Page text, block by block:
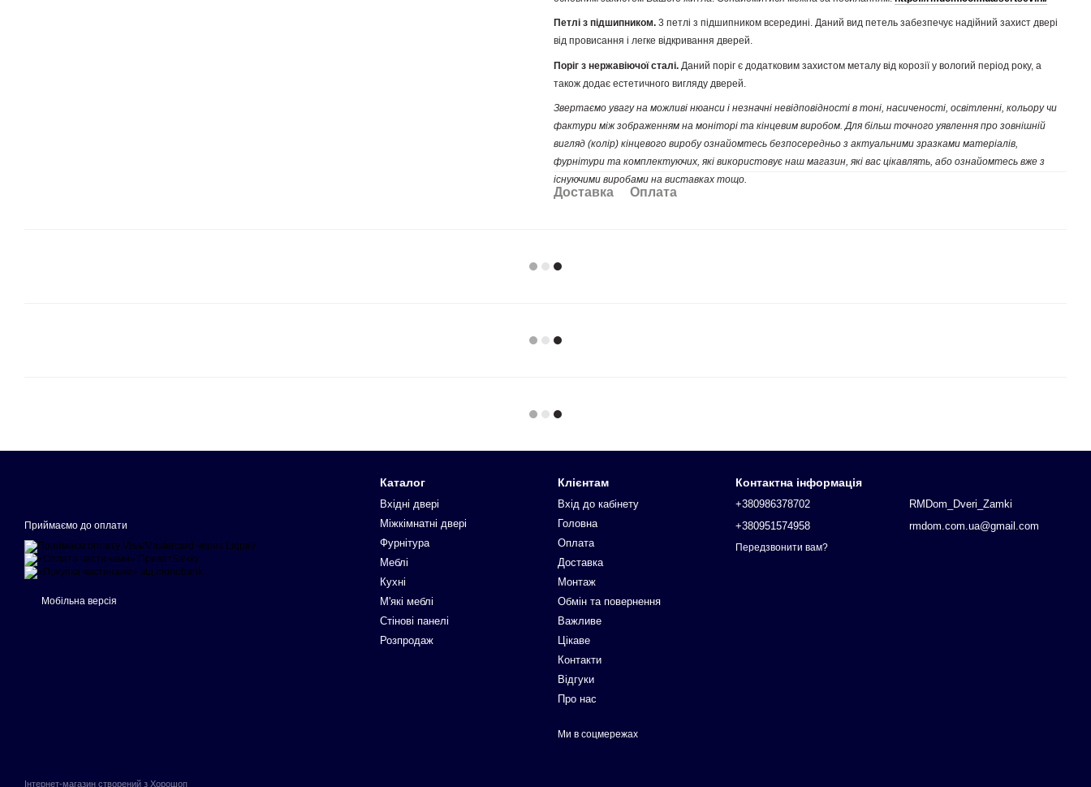
Петлі з підшипником. 3 петлі з підшипником всередині. Даний вид петель забезпечує надійний захист двері
від провисання і легке відкривання дверей.
Поріг з нержавіючої сталі. Даний поріг є додатковим захистом металу від корозії у вологий період року, а
також додає естетичного вигляду дверей.
Звертаємо увагуна можливі нюанси і незначні невідповідності в тоні, насиченості, освітленні, кольору чи
фактури між зображенням на моніторі та кінцевим виробом. Для більш точного уявлення про зовнішній
вигляд (колір) кінцевого виробу ознайомтесь безпосередньо з актуальними зразками матеріалів,
фурнітури та комплектуючих, які використовує наш магазин, які вас цікавлять, або ознайомтесь вже з
існуючими виробами на виставках тощо.
Доставка Оплата
Приймаємо до оплати
Мобільна версія
Інтернет-магазин створений з Хорошоп
Каталог
Вхідні двері
Міжкімнатні двері
Фурнітура
Меблі
Кухні
М'які меблі
Стінові панелі
Розпродаж
Клієнтам
Вхід до кабінету
Головна
Оплата
Доставка
Монтаж
Обмін та повернення
Важливе
Цікаве
Контакти
Відгуки
Про нас
Ми в соцмережах
Контактна інформація
+380986378702
+380951574958
Передзвонити вам?
RMDom_Dveri_Zamki
rmdom.com.ua@gmail.com